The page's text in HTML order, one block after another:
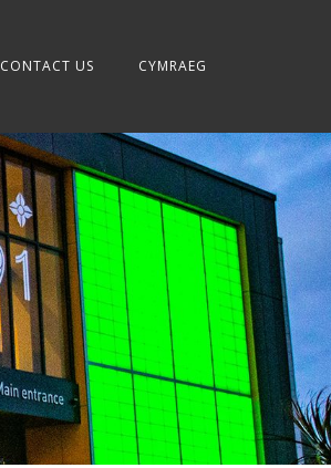
CONTACT US CYMRAEG